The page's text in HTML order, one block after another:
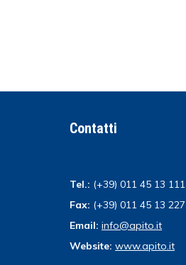
Contatti
Tel.: (+39) 011 45 13 111
Fax: (+39) 011 45 13 227
Email: info@apito.it
Website: www.apito.it